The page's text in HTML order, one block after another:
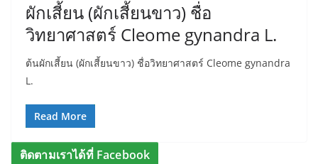
ผักเสี้ยน (ผักเสี้ยนขาว) ชื่อ
วิทยาศาสตร์ Cleome gynandra L.
ต้นผักเสี้ยน (ผักเสี้ยนขาว) ชื่อวิทยาศาสตร์ Cleome gynandra
L.
Read More
ติดตามเราได้ที่ Facebook